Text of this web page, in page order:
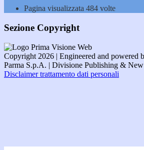
Pagina visualizzata 484 volte
Sezione Copyright
Copyright 2026 | Engineered and powered
Parma S.p.A. | Divisione Publishing &
Disclaimer trattamento dati personali